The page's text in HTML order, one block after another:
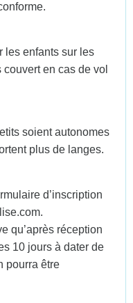
les enfants sur les
couvert en cas de vol
soient autonomes
plus de langes.
d’inscription
qu’après réception
10 jours à dater de
pourra être